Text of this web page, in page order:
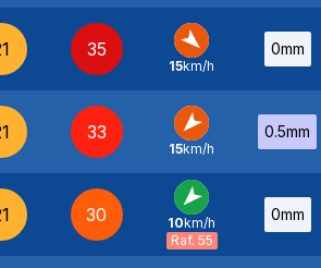
35
NO
15km/h
0mm
33
NE -
15km/h
0.5mm
30
NE -
10km/h
Raf. 55
0mm